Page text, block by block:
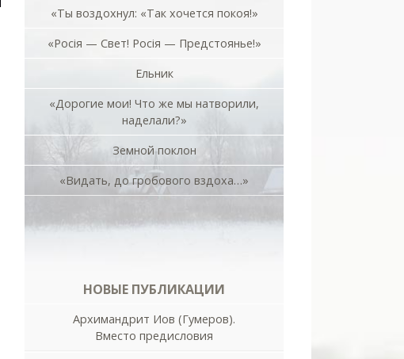
«Ты воздохнул: «Так хочется покоя!»
«Росiя — Свет! Росiя — Предстоянье!»
Ельник
«Дорогие мои! Что же мы натворили,
наделали?»
Земной поклон
«Видать, до гробового вздоха…»
НОВЫЕ ПУБЛИКАЦИИ
Архимандрит Иов (Гумеров).
Вместо предисловия